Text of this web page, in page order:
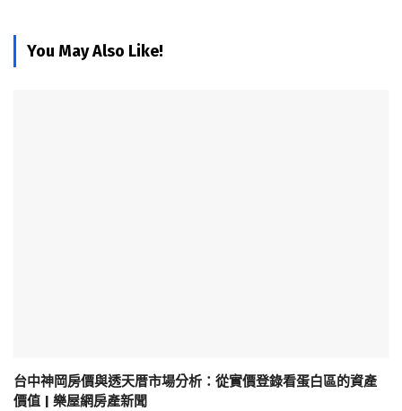
You May Also Like!
台中神岡房價與透天厝市場分析：從實價登錄看蛋白區的資產
價值 | 樂屋網房產新聞